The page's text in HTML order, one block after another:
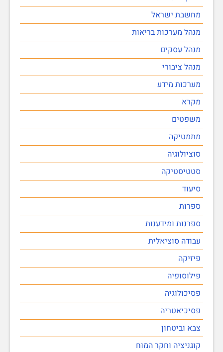
מחשבת ישראל
מנהל מערכות בריאות
מנהל עסקים
מנהל ציבורי
מערכות מידע
מקרא
משפטים
מתמטיקה
סוציולוגיה
סטטיסטיקה
סיעוד
ספרות
ספרנות ומידענות
עבודה סוציאלית
פיזיקה
פילוסופיה
פסיכולוגיה
פסיכיאטריה
צבא וביטחון
קוגניציה וחקר המוח